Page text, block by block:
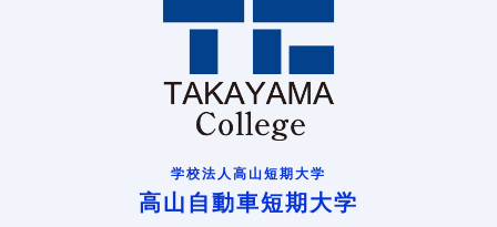
学校法人高山短期大学
高山自動車短期大学